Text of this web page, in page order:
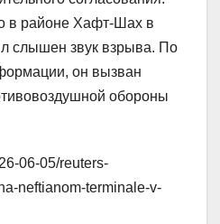
в районе Хафт-Шах в
слышен звук взрыва. По
он вызван
обороны
06-05/reuters-
neftianom-terminale-v-